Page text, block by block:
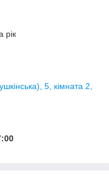
рік
5, кімната 2,